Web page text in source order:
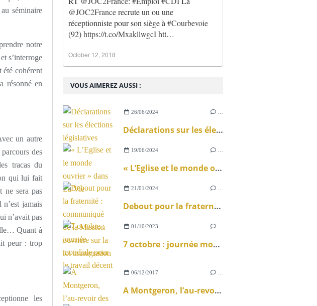
séminaire
notre
s’interroge
été cohérent
résonné en
un autre
des
tracas du
qui lui fait
ne sera pas
jamais
n’avait pas
Quant à
peur : trop
les
VOUS AIMEREZ AUSSI :
26/06/2024
Déclarations sur les élections législatives
19/06/2024
« L’Eglise et le monde ouvrier » dans La Vie
21/01/2024
Debout pour la fraternité : communiqué de la Mission ouvrière sur la loi immigration
01/10/2023
7 octobre : journée mondiale pour le travail décent
06/12/2017
A Montgeron, l’au-revoir des petites sœurs des cités (La Croix). Faisons naître des vocations !
@JOC2Francerecrute un ou une
réceptionniste pour son siège à #Courbevoie
(92)https://t.co/MxakllwgcIhtt…
October 12, 2018